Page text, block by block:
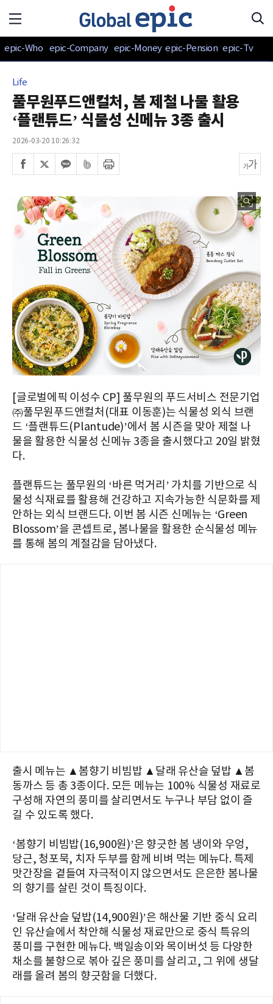
epic-Who epic-Company epic-Money epic-Pension epic-Tv
Life
풀무원푸드앤컬처, 봄 제철 나물 활용
‘플랜튜드’ 식물성 신메뉴 3종 출시
2026-03-20 10:26:32
[글로벌에픽 이성수 CP] 풀무원의 푸드서비스 전문기업
㈜풀무원푸드앤컬처(대표 이동훈)는 식물성 외식 브랜
드 ‘플랜튜드(Plantude)’에서 봄 시즌을 맞아 제철 나
물을 활용한 식물성 신메뉴 3종을 출시했다고 20일 밝혔
다.
플랜튜드는 풀무원의 ‘바른 먹거리’ 가치를 기반으로 식
물성 식재료를 활용해 건강하고 지속가능한 식문화를 제
안하는 외식 브랜드다. 이번 봄 시즌 신메뉴는 ‘Green
Blossom’을 콘셉트로, 봄나물을 활용한 순식물성 메뉴
를 통해 봄의 계절감을 담아냈다.
출시 메뉴는 ▲봄향기 비빔밥 ▲달래 유산슬 덮밥 ▲봄
동까스 등 총 3종이다. 모든 메뉴는 100% 식물성 재료로
구성해 자연의 풍미를 살리면서도 누구나 부담 없이 즐
길 수 있도록 했다.
‘봄향기 비빔밥(16,900원)’은 향긋한 봄 냉이와 우엉,
당근, 청포묵, 치자 두부를 함께 비벼 먹는 메뉴다. 특제
맛간장을 곁들여 자극적이지 않으면서도 은은한 봄나물
의 향기를 살린 것이 특징이다.
‘달래 유산슬 덮밥(14,900원)’은 해산물 기반 중식 요리
인 유산슬에서 착안해 식물성 재료만으로 중식 특유의
풍미를 구현한 메뉴다. 백일송이와 목이버섯 등 다양한
채소를 불향으로 볶아 깊은 풍미를 살리고, 그 위에 생달
래를 올려 봄의 향긋함을 더했다.